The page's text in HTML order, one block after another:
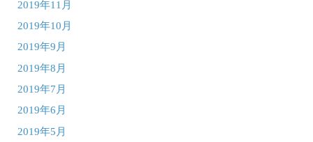
2019年11月
2019年10月
2019年9月
2019年8月
2019年7月
2019年6月
2019年5月